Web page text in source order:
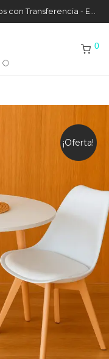
12 Cuotas sin Interés - 🔥 5% OFF en pagos con Transferencia - Envíos a todo el País
0
¡Oferta!